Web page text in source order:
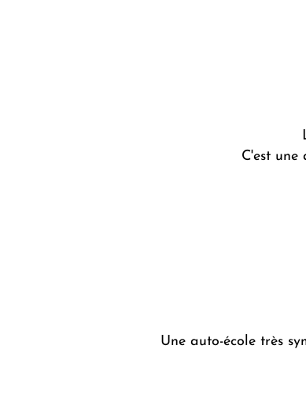
C'est une
Une auto-école très